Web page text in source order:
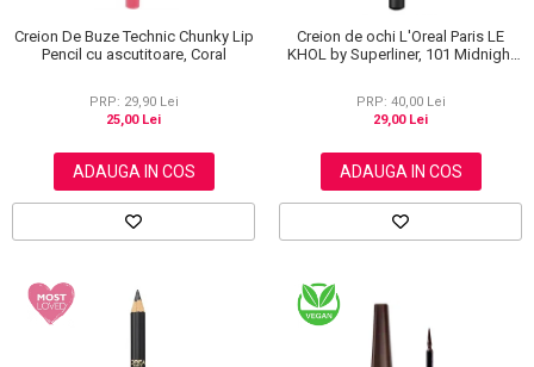
Creion De Buze Technic Chunky Lip
Pencil cu ascutitoare, Coral
PRP: 29,90 Lei
25,00 Lei
ADAUGA IN COS
Creion de ochi L'Oreal Paris LE
KHOL by Superliner, 101 Midnight
PRP: 40,00 Lei
29,00 Lei
ADAUGA IN COS